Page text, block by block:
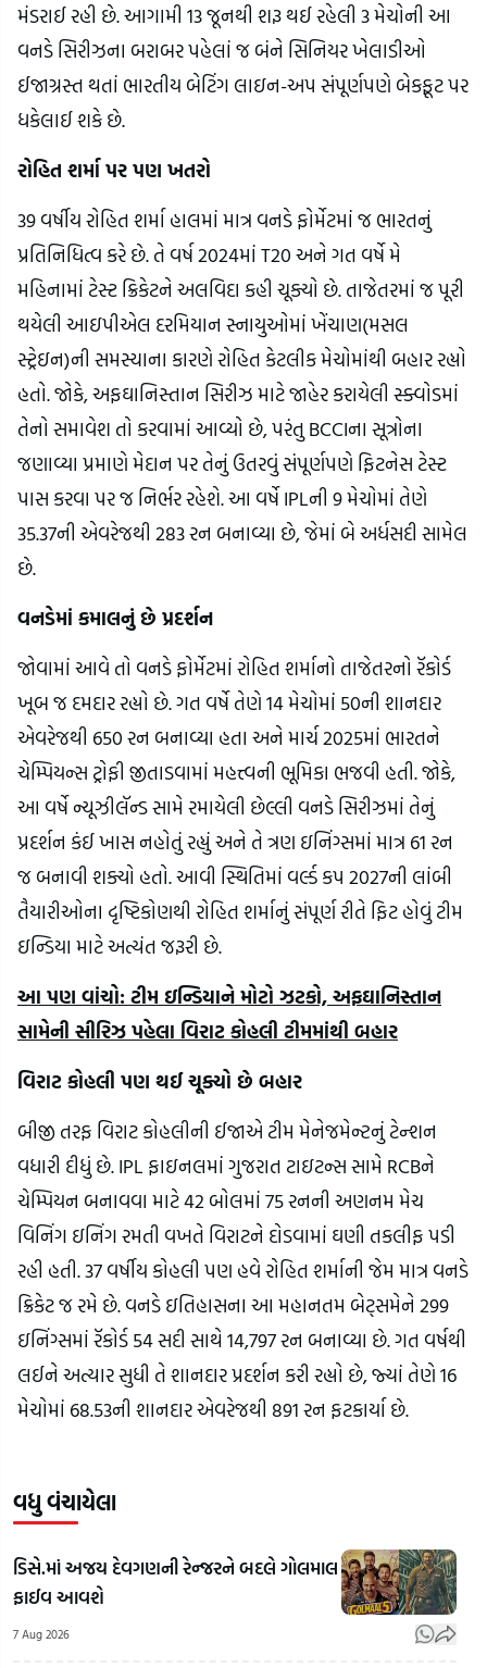
મંડરાઈ રહી છે. આગામી 13 જૂનથી શરૂ થઈ રહેલી 3 મેચોની આ
વનડે સિરીઝના બરાબર પહેલાં જ બંને સિનિયર ખેલાડીઓ
ઈજાગ્રસ્ત થતાં ભારતીય બેટિંગ લાઇન-અપ સંપૂર્ણપણે બેકફૂટ પર
ધકેલાઈ શકે છે.
રોહિત શર્મા પર પણ ખતરો
39 વર્ષીય રોહિત શર્મા હાલમાં માત્ર વનડે ફોર્મેટમાં જ ભારતનું
પ્રતિનિધિત્વ કરે છે. તે વર્ષ 2024માં T20 અને ગત વર્ષે મે
મહિનામાં ટેસ્ટ ક્રિકેટને અલવિદા કહી ચૂક્યો છે. તાજેતરમાં જ પૂરી
થયેલી આઇપીએલ દરમિયાન સ્નાયુઓમાં ખેંચાણ(મસલ
સ્ટ્રેઇન)ની સમસ્યાના કારણે રોહિત કેટલીક મેચોમાંથી બહાર રહ્યો
હતો. જોકે, અફઘાનિસ્તાન સિરીઝ માટે જાહેર કરાયેલી સ્ક્વોડમાં
તેનો સમાવેશ તો કરવામાં આવ્યો છે, પરંતુ BCCIના સૂત્રોના
જણાવ્યા પ્રમાણે મેદાન પર તેનું ઉતરવું સંપૂર્ણપણે ફિટનેસ ટેસ્ટ
પાસ કરવા પર જ નિર્ભર રહેશે. આ વર્ષે IPLની 9 મેચોમાં તેણે
35.37ની એવરેજથી 283 રન બનાવ્યા છે, જેમાં બે અર્ધસદી સામેલ
છે.
વનડેમાં કમાલનું છે પ્રદર્શન
જોવામાં આવે તો વનડે ફોર્મેટમાં રોહિત શર્માનો તાજેતરનો રૅકોર્ડ
ખૂબ જ દમદાર રહ્યો છે. ગત વર્ષે તેણે 14 મેચોમાં 50ની શાનદાર
એવરેજથી 650 રન બનાવ્યા હતા અને માર્ચ 2025માં ભારતને
ચેમ્પિયન્સ ટ્રોફી જીતાડવામાં મહત્ત્વની ભૂમિકા ભજવી હતી. જોકે,
આ વર્ષે ન્યૂઝીલૅન્ડ સામે રમાયેલી છેલ્લી વનડે સિરીઝમાં તેનું
પ્રદર્શન કંઈ ખાસ નહોતું રહ્યું અને તે ત્રણ ઇનિંગ્સમાં માત્ર 61 રન
જ બનાવી શક્યો હતો. આવી સ્થિતિમાં વર્લ્ડ કપ 2027ની લાંબી
તૈયારીઓના દૃષ્ટિકોણથી રોહિત શર્માનું સંપૂર્ણ રીતે ફિટ હોવું ટીમ
ઇન્ડિયા માટે અત્યંત જરૂરી છે.
આ પણ વાંચો: ટીમ ઇન્ડિયાને મોટો ઝટકો, અફઘાનિસ્તાન
સામેની સીરિઝ પહેલા વિરાટ કોહલી ટીમમાંથી બહાર
વિરાટ કોહલી પણ થઈ ચૂક્યો છે બહાર
બીજી તરફ વિરાટ કોહલીની ઈજાએ ટીમ મેનેજમેન્ટનું ટેન્શન
વધારી દીધું છે. IPL ફાઇનલમાં ગુજરાત ટાઇટન્સ સામે RCBને
ચેમ્પિયન બનાવવા માટે 42 બોલમાં 75 રનની અણનમ મેચ
વિનિંગ ઇનિંગ રમતી વખતે વિરાટને દોડવામાં ઘણી તકલીફ પડી
રહી હતી. 37 વર્ષીય કોહલી પણ હવે રોહિત શર્માની જેમ માત્ર વનડે
ક્રિકેટ જ રમે છે. વનડે ઇતિહાસના આ મહાનતમ બેટ્સમેને 299
ઇનિંગ્સમાં રૅકોર્ડ 54 સદી સાથે 14,797 રન બનાવ્યા છે. ગત વર્ષથી
લઈને અત્યાર સુધી તે શાનદાર પ્રદર્શન કરી રહ્યો છે, જ્યાં તેણે 16
મેચોમાં 68.53ની શાનદાર એવરેજથી 891 રન ફટકાર્યા છે.
વધુ વંચાયેલા
ડિસે.માં અજય દેવગણની રેન્જરને બદલે ગોલમાલ
ફાઈવ આવશે
7 Aug 2026